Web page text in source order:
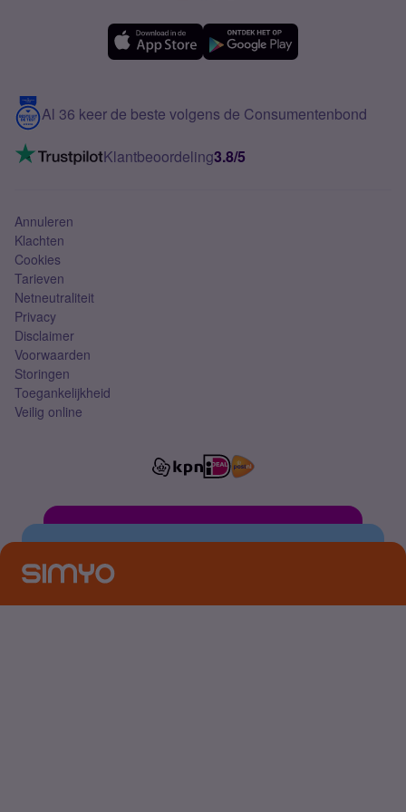
Meerdere nummers
5G internet
Mobiel internet
Mobiel abonnement
Contact
VoLTE 4G bellen
Al 36 keer de beste volgens de Consumentenbond
Klantbeoordeling3.8/5
Annuleren
Klachten
Cookies
Tarieven
Netneutraliteit
Privacy
Disclaimer
Voorwaarden
Storingen
Toegankelijkheid
Veilig online